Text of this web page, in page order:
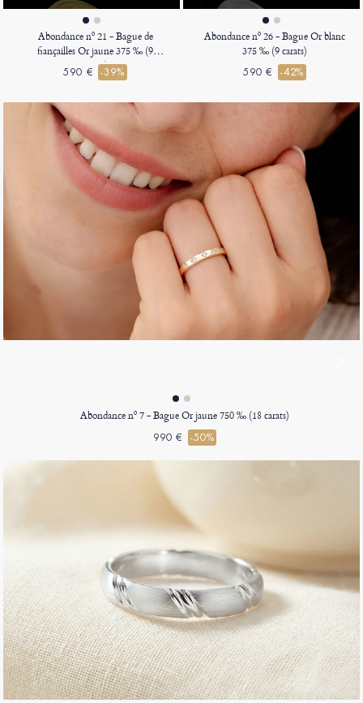
Abondance nº 21 - Bague de
fiançailles Or jaune 375 ‰ (9
carats)
590 € -39%
Abondance nº 26 - Bague Or blanc
375 ‰ (9 carats)
590 € -42%
Abondance nº 7 - Bague Or jaune 750 ‰ (18 carats)
990 € -50%